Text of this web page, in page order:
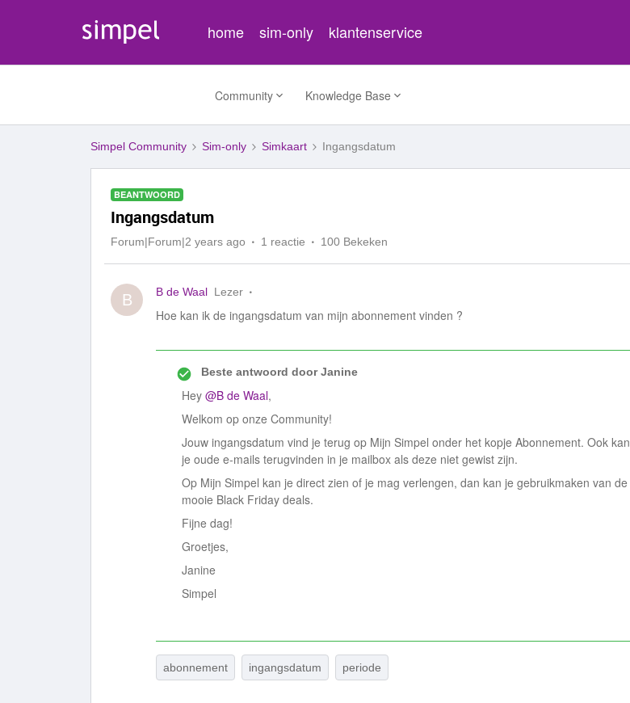
home sim-only klantenservice
Community Knowledge Base
Simpel Community Sim-only Simkaart Ingangsdatum
BEANTWOORD
Ingangsdatum
Forum|Forum|2 years ago 1 reactie 100 Bekeken
B B de Waal Lezer
Hoe kan ik de ingangsdatum van mijn abonnement vinden ?
Beste antwoord doorJanine
Hey @B de Waal,
Welkom op onze Community!
Jouw ingangsdatum vind je terug op Mijn Simpel onder het kopje Abonnement. Ook kan
je oude e-mails terugvinden in je mailbox als deze niet gewist zijn.
Op Mijn Simpel kan je direct zien of je mag verlengen, dan kan je gebruikmaken van de
mooie Black Friday deals.
Fijne dag!
Groetjes,
Janine
Simpel
abonnement ingangsdatum periode